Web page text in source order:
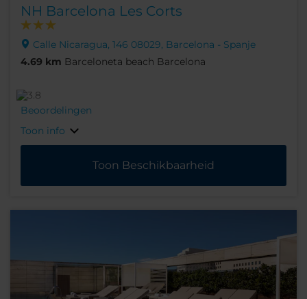
NH Barcelona Les Corts
Calle Nicaragua, 146 08029, Barcelona - Spanje
4.69 km Barceloneta beach Barcelona
Beoordelingen
Toon info
Toon Beschikbaarheid